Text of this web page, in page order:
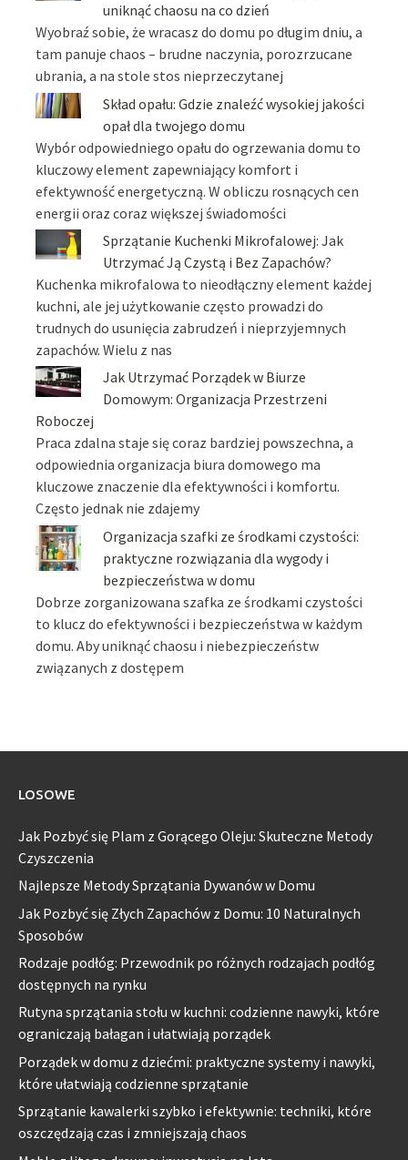
uniknąć chaosu na co dzień
Wyobraź sobie, że wracasz do domu po długim dniu, a
tam panuje chaos – brudne naczynia, porozrzucane
ubrania, a na stole stos nieprzeczytanej
Skład opału: Gdzie znaleźć wysokiej jakości
opał dla twojego domu
Wybór odpowiedniego opału do ogrzewania domu to
kluczowy element zapewniający komfort i
efektywność energetyczną. W obliczu rosnących cen
energii oraz coraz większej świadomości
Sprzątanie Kuchenki Mikrofalowej: Jak
Utrzymać Ją Czystą i Bez Zapachów?
Kuchenka mikrofalowa to nieodłączny element każdej
kuchni, ale jej użytkowanie często prowadzi do
trudnych do usunięcia zabrudzeń i nieprzyjemnych
zapachów. Wielu z nas
Jak Utrzymać Porządek w Biurze
Domowym: Organizacja Przestrzeni
Roboczej
Praca zdalna staje się coraz bardziej powszechna, a
odpowiednia organizacja biura domowego ma
kluczowe znaczenie dla efektywności i komfortu.
Często jednak nie zdajemy
Organizacja szafki ze środkami czystości:
praktyczne rozwiązania dla wygody i
bezpieczeństwa w domu
Dobrze zorganizowana szafka ze środkami czystości
to klucz do efektywności i bezpieczeństwa w każdym
domu. Aby uniknąć chaosu i niebezpieczeństw
związanych z dostępem
LOSOWE
Jak Pozbyć się Plam z Gorącego Oleju: Skuteczne Metody
Czyszczenia
Najlepsze Metody Sprzątania Dywanów w Domu
Jak Pozbyć się Złych Zapachów z Domu: 10 Naturalnych
Sposobów
Rodzaje podłóg: Przewodnik po różnych rodzajach podłóg
dostępnych na rynku
Rutyna sprzątania stołu w kuchni: codzienne nawyki, które
ograniczają bałagan i ułatwiają porządek
Porządek w domu z dziećmi: praktyczne systemy i nawyki,
które ułatwiają codzienne sprzątanie
Sprzątanie kawalerki szybko i efektywnie: techniki, które
oszczędzają czas i zmniejszają chaos